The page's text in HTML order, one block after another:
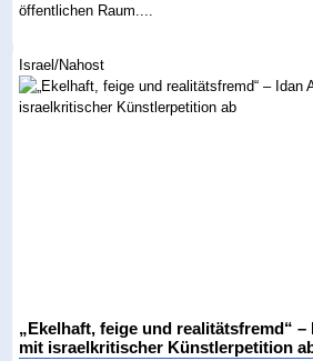
öffentlichen Raum....
Israel/Nahost
„Ekelhaft, feige und realitätsfremd“ –
mit israelkritischer Künstlerpetition